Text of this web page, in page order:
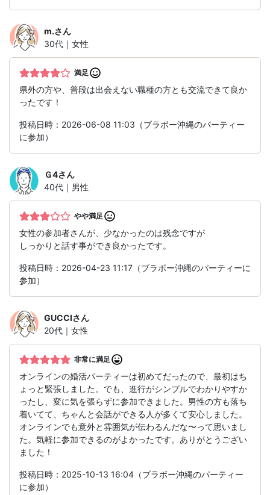
m.さん
30代｜女性
満足
県外の方や、普段は出会えない職種の方とも交流できて良か
ったです！
投稿日時：2026-06-08 11:03（ブラボー沖縄のパーティー
に参加）
Ｇ4さん
40代｜男性
やや満足
女性の参加者さんが、少なかったのは残念ですが
しっかりと話す事ができ良かったです。
投稿日時：2026-04-23 11:17（ブラボー沖縄のパーティーに
参加）
GUCCIさん
20代｜女性
非常に満足
オンラインの婚活パーティーは初めてだったので、最初はち
ょっと緊張しました。でも、進行がシンプルでわかりやすか
ったし、変に気を張らずに参加できました。男性の方も落ち
着いてて、ちゃんと会話ができる人が多くて安心しました。
オンラインでも意外と雰囲気が伝わるんだな〜って思いまし
た。気軽に参加できるのがよかったです。ありがとうござい
ました！
投稿日時：2025-10-13 16:04（ブラボー沖縄のパーティー
に参加）